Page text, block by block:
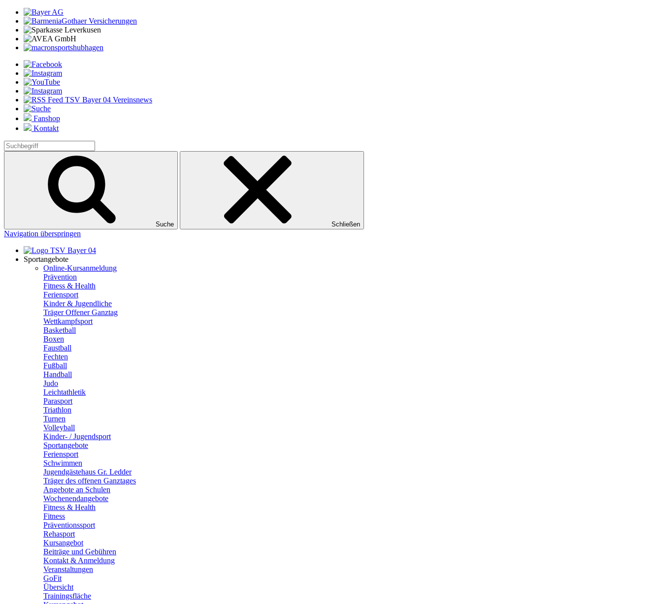
Fanshop
Kontakt
Suche Schließen
Navigation überspringen
Sportangebote
Online-Kursanmeldung
Prävention
Fitness & Health
Feriensport
Kinder & Jugendliche
Träger Offener Ganztag
Wettkampfsport
Basketball
Boxen
Faustball
Fechten
Fußball
Handball
Judo
Leichtathletik
Parasport
Triathlon
Turnen
Volleyball
Kinder- / Jugendsport
Sportangebote
Feriensport
Schwimmen
Jugendgästehaus Gr. Ledder
Träger des offenen Ganztages
Angebote an Schulen
Wochenendangebote
Fitness & Health
Fitness
Präventionssport
Rehasport
Kursangebot
Beiträge und Gebühren
Kontakt & Anmeldung
Veranstaltungen
GoFit
Übersicht
Trainingsfläche